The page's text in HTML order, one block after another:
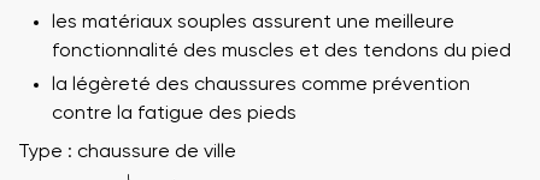
les matériaux souples assurent une meilleure
fonctionnalité des muscles et des tendons du pied
la légèreté des chaussures comme prévention
contre la fatigue des pieds
Type : chaussure de ville